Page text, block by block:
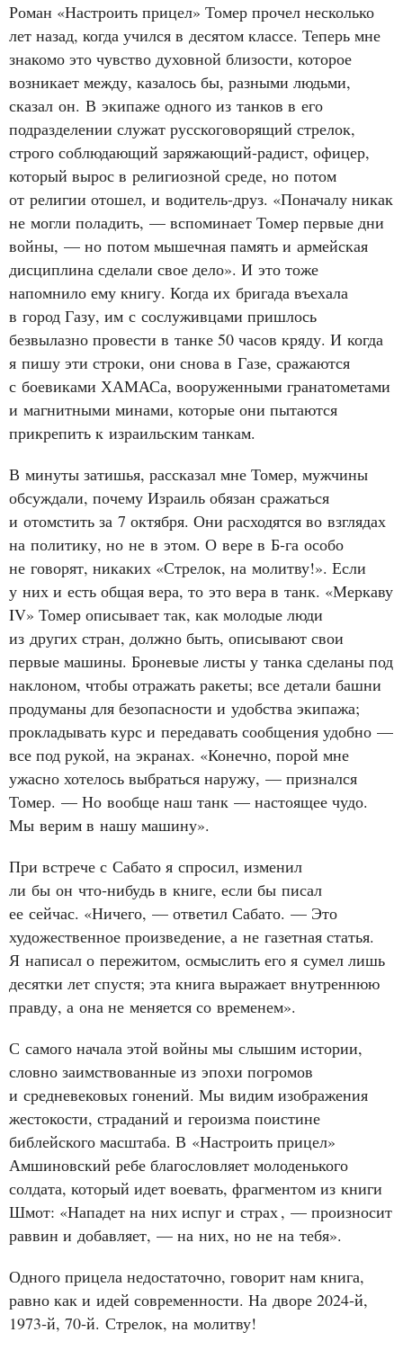
Роман «Настроить прицел» Томер прочел несколько
лет назад, когда учился в десятом классе. Теперь мне
знакомо это чувство духовной близости, которое
возникает между, казалось бы, разными людьми,
сказал он. В экипаже одного из танков в его
подразделении служат русскоговорящий стрелок,
строго соблюдающий заряжающий‑радист, офицер,
который вырос в религиозной среде, но потом
от религии отошел, и водитель‑друз. «Поначалу никак
не могли поладить, — вспоминает Томер первые дни
войны, — но потом мышечная память и армейская
дисциплина сделали свое дело». И это тоже
напомнило ему книгу. Когда их бригада въехала
в город Газу, им с сослуживцами пришлось
безвылазно провести в танке 50 часов кряду. И когда
я пишу эти строки, они снова в Газе, сражаются
с боевиками ХАМАСа, вооруженными гранатометами
и магнитными минами, которые они пытаются
прикрепить к израильским танкам.
В минуты затишья, рассказал мне Томер, мужчины
обсуждали, почему Израиль обязан сражаться
и отомстить за 7 октября. Они расходятся во взглядах
на политику, но не в этом. О вере в Б‑га особо
не говорят, никаких «Стрелок, на молитву!». Если
у них и есть общая вера, то это вера в танк. «Меркаву
IV» Томер описывает так, как молодые люди
из других стран, должно быть, описывают свои
первые машины. Броневые листы у танка сделаны под
наклоном, чтобы отражать ракеты; все детали башни
продуманы для безопасности и удобства экипажа;
прокладывать курс и передавать сообщения удобно —
все под рукой, на экранах. «Конечно, порой мне
ужасно хотелось выбраться наружу, — признался
Томер. — Но вообще наш танк — настоящее чудо.
Мы верим в нашу машину».
При встрече с Сабато я спросил, изменил
ли бы он что‑нибудь в книге, если бы писал
ее сейчас. «Ничего, — ответил Сабато. — Это
художественное произведение, а не газетная статья.
Я написал о пережитом, осмыслить его я сумел лишь
десятки лет спустя; эта книга выражает внутреннюю
правду, а она не меняется со временем».
С самого начала этой войны мы слышим истории,
словно заимствованные из эпохи погромов
и средневековых гонений. Мы видим изображения
жестокости, страданий и героизма поистине
библейского масштаба. В «Настроить прицел»
Амшиновский ребе благословляет молоденького
солдата, который идет воевать, фрагментом из книги
Шмот: «Нападет на них испуг и страх, — произносит
раввин и добавляет, — на них, но не на тебя».
Одного прицела недостаточно, говорит нам книга,
равно как и идей современности. На дворе 2024‑й,
1973‑й, 70‑й. Стрелок, на молитву!